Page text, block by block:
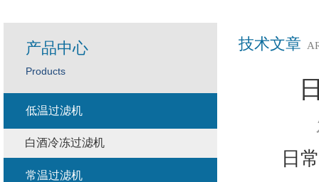
技术文章
日常
产品中心
Products
低温过滤机
白酒冷冻过滤机
常温过滤机